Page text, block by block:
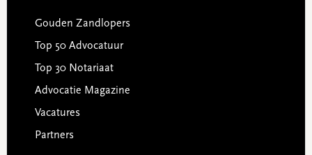
Gouden Zandlopers
Top 50 Advocatuur
Top 30 Notariaat
Advocatie Magazine
Vacatures
Partners